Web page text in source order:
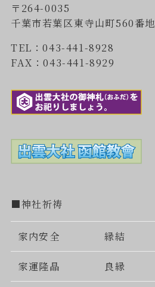
〒264-0035
千葉市若葉区東寺山町560番地
TEL：043-441-8928
FAX：043-441-8929
■神社祈祷
家内安全 縁結
家運隆晶 良縁